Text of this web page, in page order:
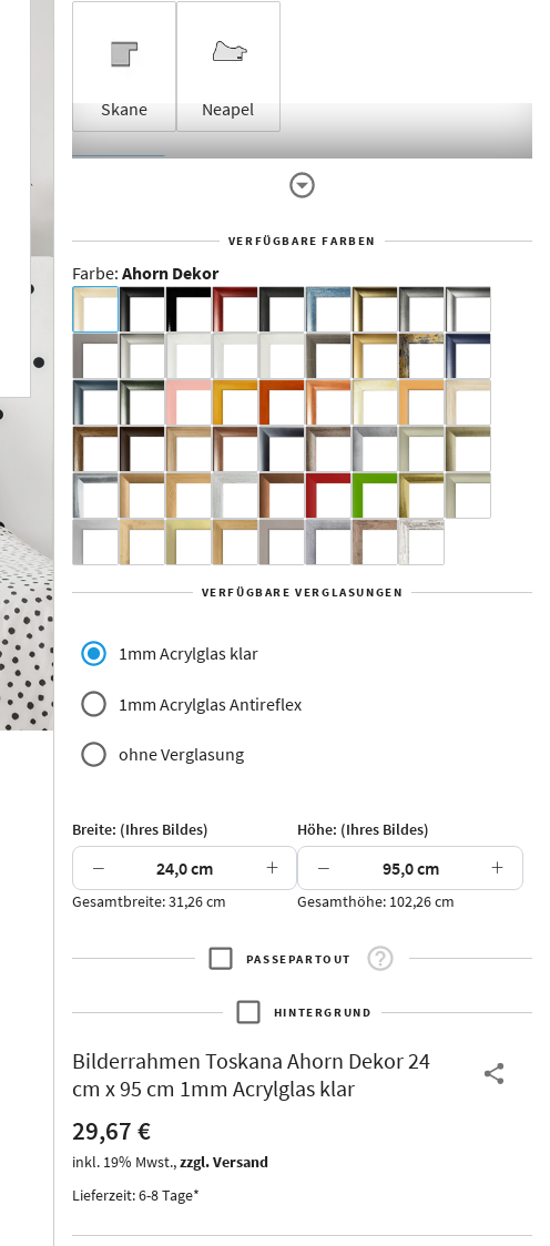
Skane Neapel
Dakota -
Rahmenloser
Aluminium
Yukon Alaska
Jersey Dauphine
Arran Luzern Andros Attika
Thurgau
Thurgau
*Canvas*
Burgund
Kunststoff
VERFÜGBARE FARBEN
Farbe: Ahorn Dekor
VERFÜGBARE VERGLASUNGEN
1mm Acrylglas klar
1mm Acrylglas Antireflex
ohne Verglasung
Breite: (Ihres Bildes)
− +
Gesamtbreite: 31,26 cm
Höhe: (Ihres Bildes)
− +
Gesamthöhe: 102,26 cm
PASSEPARTOUT
HINTERGRUND
Bilderrahmen Toskana Ahorn Dekor 24
cm x 95 cm 1mm Acrylglas klar
29,67 €
inkl. 19% Mwst.,zzgl. Versand
Lieferzeit: 6-8 Tage*